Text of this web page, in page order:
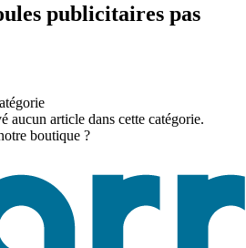
publicitaires pas
aucun article dans cette catégorie.
boutique ?